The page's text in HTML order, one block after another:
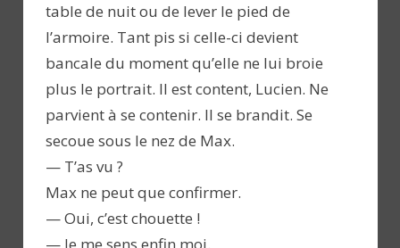
table de nuit ou de lever le pied de
l’armoire. Tant pis si celle-ci devient
bancale du moment qu’elle ne lui broie
plus le portrait. Il est content, Lucien. Ne
parvient à se contenir. Il se brandit. Se
secoue sous le nez de Max.
— T’as vu ?
Max ne peut que confirmer.
— Oui, c’est chouette !